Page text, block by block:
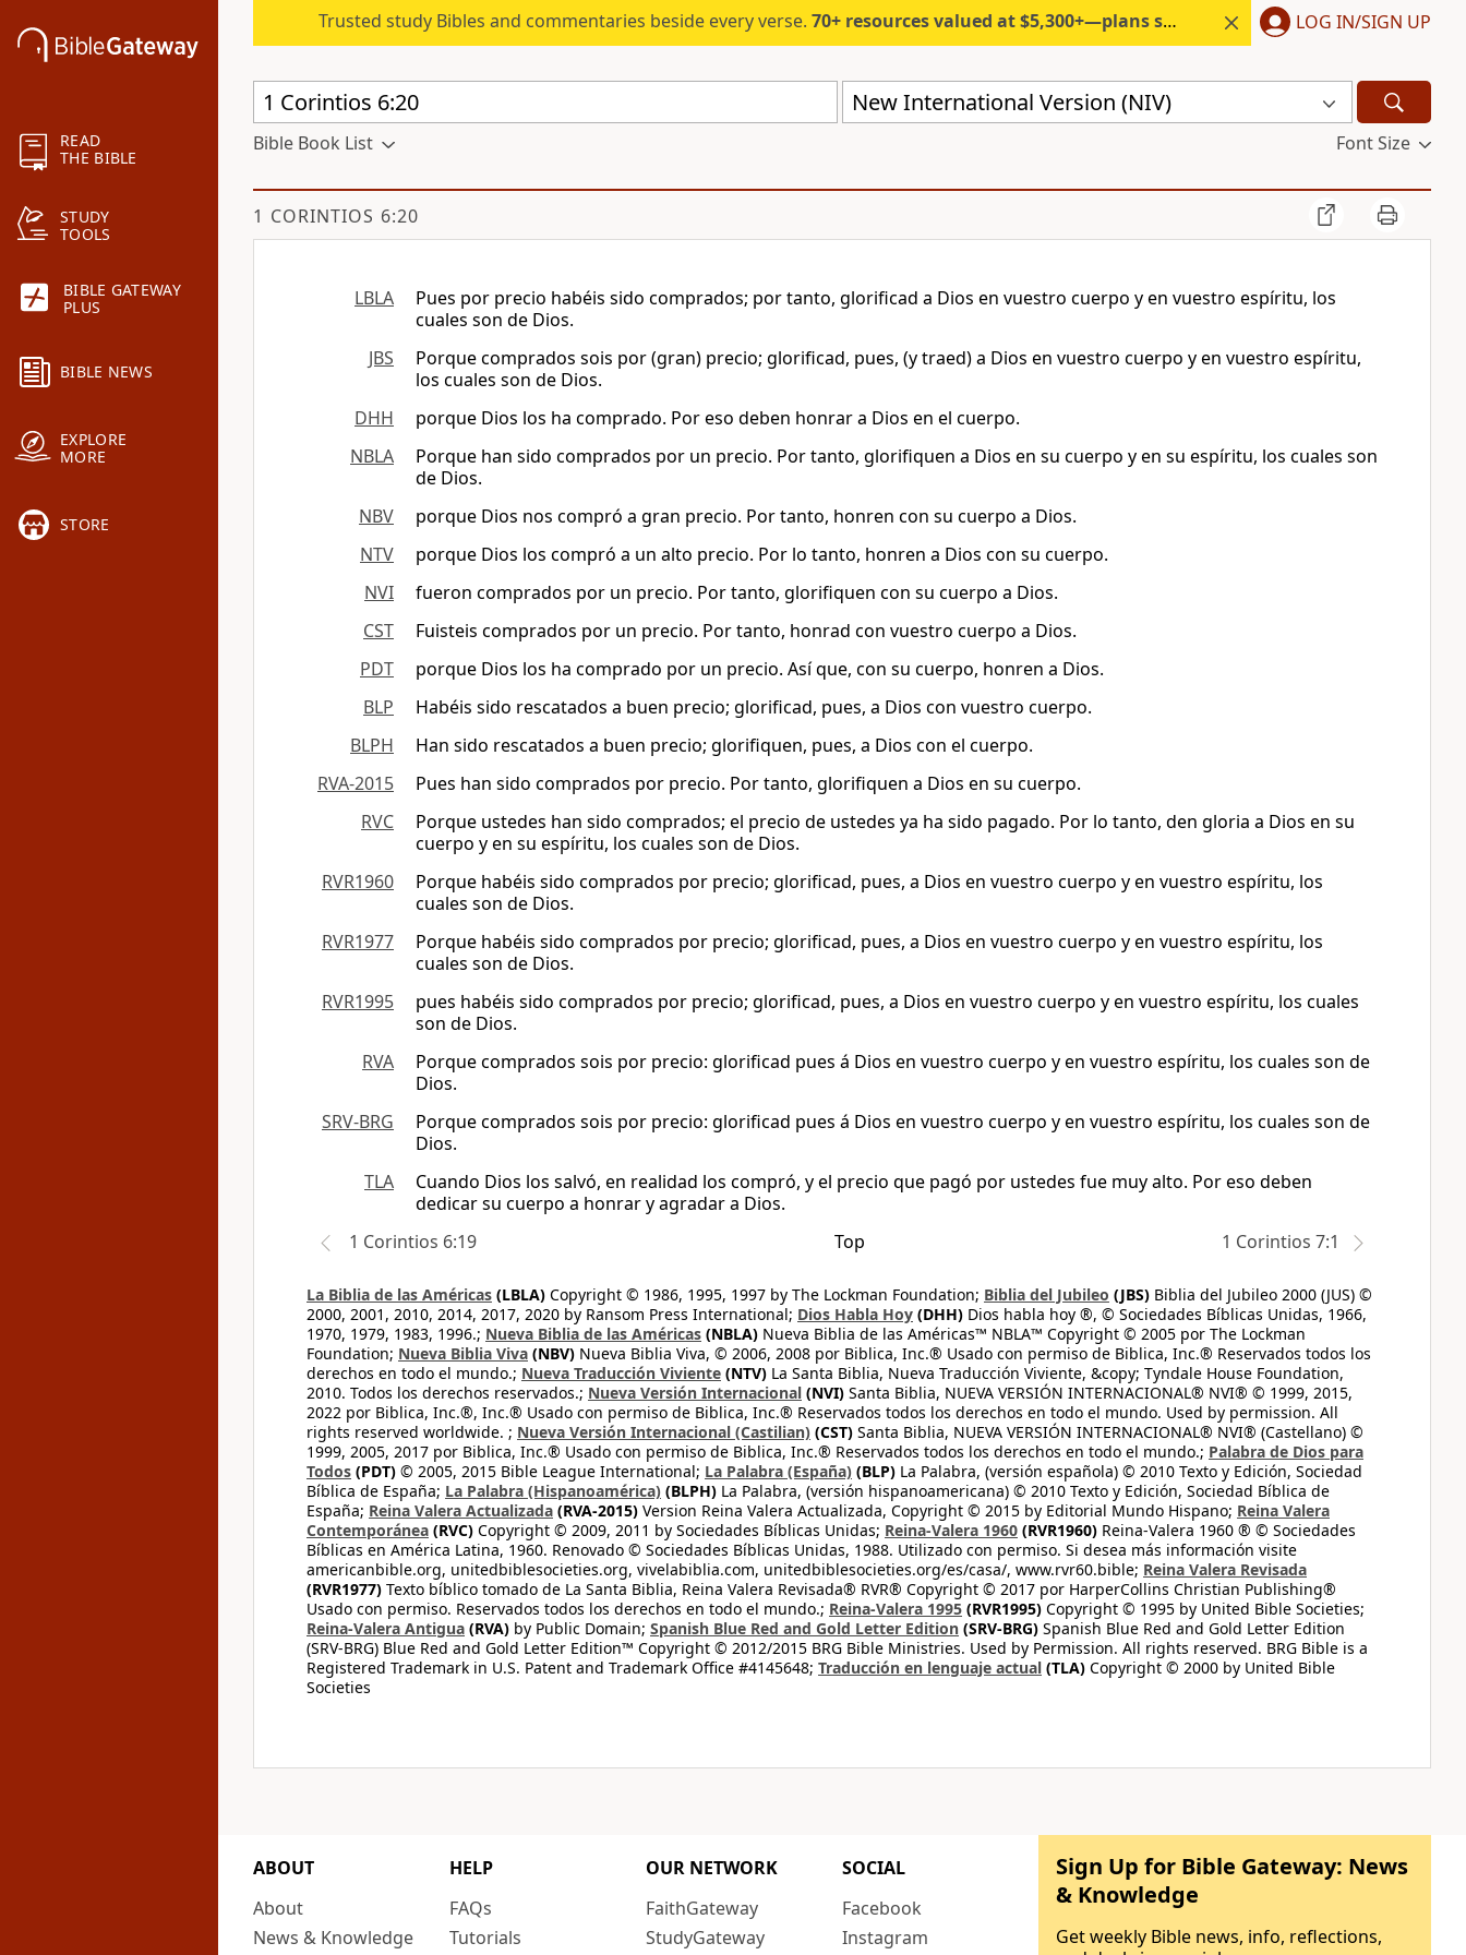
READ
THE BIBLE
STUDY
TOOLS
BIBLE GATEWAY
PLUS
BIBLE NEWS
EXPLORE
MORE
STORE
Trusted study Bibles and commentaries beside every verse. 70+ resources valued at $5,300+—plans start under $6/month. LOG IN/SIGN UP
New International Version (NIV)
Bible Book List Font Size
1 CORINTIOS 6:20
LBLA
Pues por precio habéis sido comprados; por tanto, glorificad a Dios en vuestro cuerpo y en vuestro espíritu, los
cuales son de Dios.
JBS
Porque comprados sois por (gran) precio; glorificad, pues, (y traed) a Dios en vuestro cuerpo y en vuestro espíritu,
los cuales son de Dios.
DHH
porque Dios los ha comprado. Por eso deben honrar a Dios en el cuerpo.
NBLA
Porque han sido comprados por un precio. Por tanto, glorifiquen a Dios en su cuerpo y en su espíritu, los cuales son
de Dios.
NBV
porque Dios nos compró a gran precio. Por tanto, honren con su cuerpo a Dios.
NTV
porque Dios los compró a un alto precio. Por lo tanto, honren a Dios con su cuerpo.
NVI
fueron comprados por un precio. Por tanto, glorifiquen con su cuerpo a Dios.
CST
Fuisteis comprados por un precio. Por tanto, honrad con vuestro cuerpo a Dios.
PDT
porque Dios los ha comprado por un precio. Así que, con su cuerpo, honren a Dios.
BLP
Habéis sido rescatados a buen precio; glorificad, pues, a Dios con vuestro cuerpo.
BLPH
Han sido rescatados a buen precio; glorifiquen, pues, a Dios con el cuerpo.
RVA-2015
Pues han sido comprados por precio. Por tanto, glorifiquen a Dios en su cuerpo.
RVC
Porque ustedes han sido comprados; el precio de ustedes ya ha sido pagado. Por lo tanto, den gloria a Dios en su
cuerpo y en su espíritu, los cuales son de Dios.
RVR1960
Porque habéis sido comprados por precio; glorificad, pues, a Dios en vuestro cuerpo y en vuestro espíritu, los
cuales son de Dios.
RVR1977
Porque habéis sido comprados por precio; glorificad, pues, a Dios en vuestro cuerpo y en vuestro espíritu, los
cuales son de Dios.
RVR1995
pues habéis sido comprados por precio; glorificad, pues, a Dios en vuestro cuerpo y en vuestro espíritu, los cuales
son de Dios.
RVA
Porque comprados sois por precio: glorificad pues á Dios en vuestro cuerpo y en vuestro espíritu, los cuales son de
Dios.
SRV-BRG
Porque comprados sois por precio: glorificad pues á Dios en vuestro cuerpo y en vuestro espíritu, los cuales son de
Dios.
TLA
Cuando Dios los salvó, en realidad los compró, y el precio que pagó por ustedes fue muy alto. Por eso deben
dedicar su cuerpo a honrar y agradar a Dios.
1 Corintios 6:19
Top 1 Corintios 7:1
La Biblia de las Américas (LBLA) Copyright © 1986, 1995, 1997 by The Lockman Foundation; Biblia del Jubileo (JBS) Biblia del Jubileo 2000 (JUS) ©
2000, 2001, 2010, 2014, 2017, 2020 by Ransom Press International; Dios Habla Hoy (DHH) Dios habla hoy ®, © Sociedades Bíblicas Unidas, 1966,
1970, 1979, 1983, 1996.; Nueva Biblia de las Américas (NBLA) Nueva Biblia de las Américas™ NBLA™ Copyright © 2005 por The Lockman
Foundation; Nueva Biblia Viva (NBV) Nueva Biblia Viva, © 2006, 2008 por Biblica, Inc.® Usado con permiso de Biblica, Inc.® Reservados todos los
derechos en todo el mundo.; Nueva Traducción Viviente (NTV) La Santa Biblia, Nueva Traducción Viviente, &copy; Tyndale House Foundation,
2010. Todos los derechos reservados.; Nueva Versión Internacional (NVI) Santa Biblia, NUEVA VERSIÓN INTERNACIONAL® NVI® © 1999, 2015,
2022 por Biblica, Inc.®, Inc.® Usado con permiso de Biblica, Inc.® Reservados todos los derechos en todo el mundo. Used by permission. All
rights reserved worldwide. ; Nueva Versión Internacional (Castilian) (CST) Santa Biblia, NUEVA VERSIÓN INTERNACIONAL® NVI® (Castellano) ©
1999, 2005, 2017 por Biblica, Inc.® Usado con permiso de Biblica, Inc.® Reservados todos los derechos en todo el mundo.; Palabra de Dios para
Todos (PDT) © 2005, 2015 Bible League International; La Palabra (España) (BLP) La Palabra, (versión española) © 2010 Texto y Edición, Sociedad
Bíblica de España; La Palabra (Hispanoamérica) (BLPH) La Palabra, (versión hispanoamericana) © 2010 Texto y Edición, Sociedad Bíblica de
España; Reina Valera Actualizada (RVA-2015) Version Reina Valera Actualizada, Copyright © 2015 by Editorial Mundo Hispano; Reina Valera
Contemporánea (RVC) Copyright © 2009, 2011 by Sociedades Bíblicas Unidas; Reina-Valera 1960 (RVR1960) Reina-Valera 1960 ® © Sociedades
Bíblicas en América Latina, 1960. Renovado © Sociedades Bíblicas Unidas, 1988. Utilizado con permiso. Si desea más información visite
americanbible.org, unitedbiblesocieties.org, vivelabiblia.com, unitedbiblesocieties.org/es/casa/, www.rvr60.bible; Reina Valera Revisada
(RVR1977) Texto bíblico tomado de La Santa Biblia, Reina Valera Revisada® RVR® Copyright © 2017 por HarperCollins Christian Publishing®
Usado con permiso. Reservados todos los derechos en todo el mundo.; Reina-Valera 1995 (RVR1995) Copyright © 1995 by United Bible Societies;
Reina-Valera Antigua (RVA) by Public Domain; Spanish Blue Red and Gold Letter Edition (SRV-BRG) Spanish Blue Red and Gold Letter Edition
(SRV-BRG) Blue Red and Gold Letter Edition™ Copyright © 2012/2015 BRG Bible Ministries. Used by Permission. All rights reserved. BRG Bible is a
Registered Trademark in U.S. Patent and Trademark Office #4145648; Traducción en lenguaje actual (TLA) Copyright © 2000 by United Bible
Societies
ABOUT
About
News & Knowledge
HELP
FAQs
Tutorials
OUR NETWORK
FaithGateway
StudyGateway
SOCIAL
Facebook
Instagram
Sign Up for Bible Gateway: News
& Knowledge
Get weekly Bible news, info, reflections,